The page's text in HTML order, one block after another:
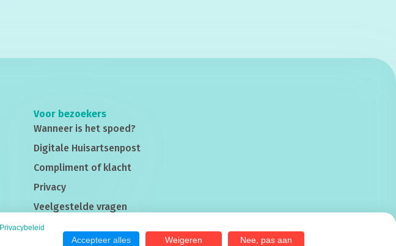
Voor bezoekers
Wanneer is het spoed?
Digitale Huisartsenpost
Compliment of klacht
Privacy
Veelgestelde vragen
Gedragsregels
Privacybeleid
Accepteer alles Weigeren Nee, pas aan